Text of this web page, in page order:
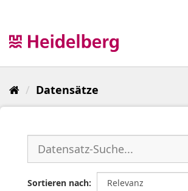
Datensätze
Sortieren nach